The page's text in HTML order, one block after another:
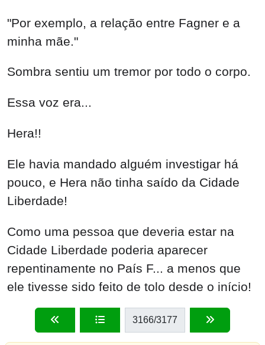
"Por exemplo, a relação entre Fagner e a
minha mãe."
Sombra sentiu um tremor por todo o corpo.
Essa voz era...
Hera!!
Ele havia mandado alguém investigar há
pouco, e Hera não tinha saído da Cidade
Liberdade!
Como uma pessoa que deveria estar na
Cidade Liberdade poderia aparecer
repentinamente no País F... a menos que
ele tivesse sido feito de tolo desde o início!
3166/3177